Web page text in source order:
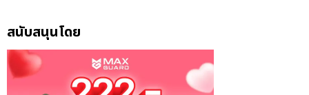
สนับสนุนโดย